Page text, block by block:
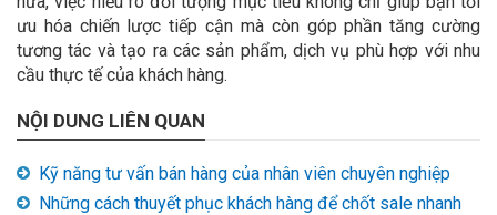
ưu hóa chiến lược tiếp cận mà còn góp phần tăng cường
tương tác và tạo ra các sản phẩm, dịch vụ phù hợp với nhu
cầu thực tế của khách hàng.
NỘI DUNG LIÊN QUAN
Kỹ năng tư vấn bán hàng của nhân viên chuyên nghiệp
Những cách thuyết phục khách hàng để chốt sale nhanh